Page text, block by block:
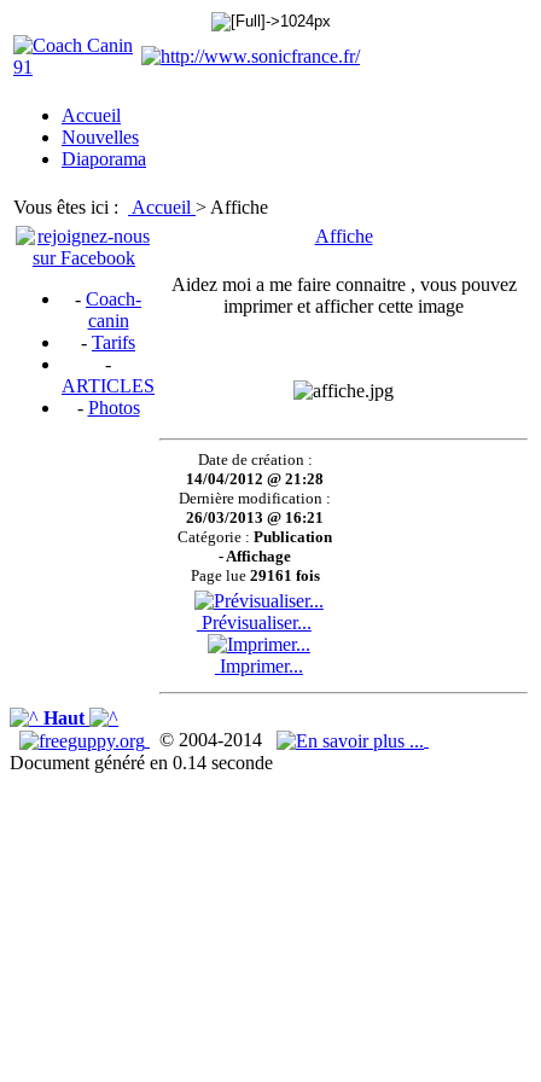
Accueil
Nouvelles
Diaporama
Vous êtes ici : Accueil > Affiche
- Coach-
canin
- Tarifs
-
ARTICLES
- Photos
Affiche
Aidez moi a me faire connaitre , vous pouvez
imprimer et afficher cette image
Date de création :
14/04/2012 @ 21:28
Dernière modification :
26/03/2013 @ 16:21
Catégorie :Publication
- Affichage
Page lue 29161 fois
Prévisualiser...
Imprimer...
Haut
© 2004-2014
Document généré en 0.14 seconde